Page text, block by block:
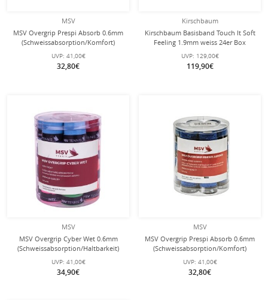
MSV
MSV Overgrip Prespi Absorb 0.6mm
(Schweissabsorption/Komfort)
hellblau 24er Dose
UVP: 41,00€
32,80€
Kirschbaum
Kirschbaum Basisband Touch It Soft
Feeling 1.9mm weiss 24er Box
UVP: 129,00€
119,90€
MSV
MSV Overgrip Cyber Wet 0.6mm
(Schweissabsorption/Haltbarkeit)
sortiert 24er Box
UVP: 41,00€
34,90€
MSV
MSV Overgrip Prespi Absorb 0.6mm
(Schweissabsorption/Komfort)
dunkelblau 24er Box
UVP: 41,00€
32,80€